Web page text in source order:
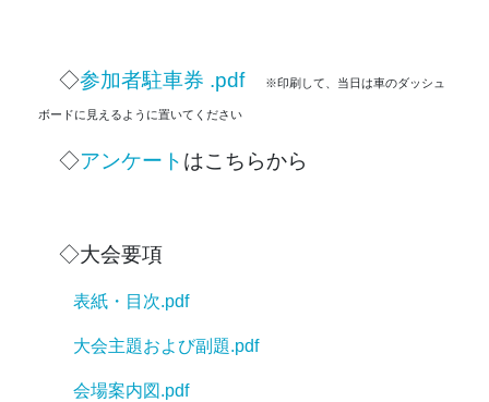
◇参加者駐車券 .pdf ※印刷して、当日は車のダッシュ
ボードに見えるように置いてください
◇アンケート はこちらから
◇大会要項
表紙・目次.pdf
大会主題および副題.pdf
会場案内図.pdf